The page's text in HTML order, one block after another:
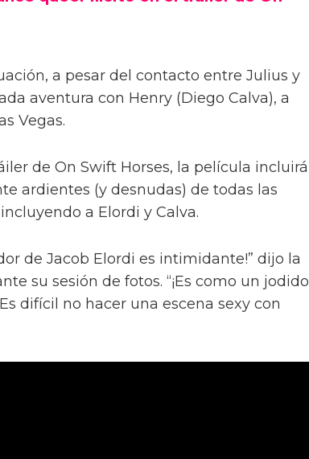
a pesar del contacto entre Julius y
aventura con Henry (Diego Calva), a
Vegas.
de On Swift Horses, la película incluirá
ardientes (y desnudas) de todas las
a Elordi y Calva.
de Jacob Elordi es intimidante!” dijo la
su sesión de fotos. “¡Es como un jodido
difícil no hacer una escena sexy con